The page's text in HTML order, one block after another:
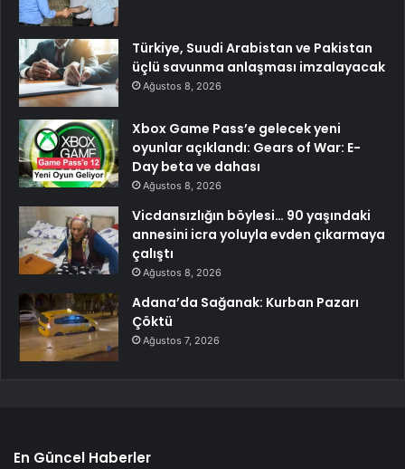
Türkiye, Suudi Arabistan ve Pakistan
üçlü savunma anlaşması imzalayacak
Ağustos 8, 2026
Xbox Game Pass’e gelecek yeni
oyunlar açıklandı: Gears of War: E-
Day beta ve dahası
Ağustos 8, 2026
Vicdansızlığın böylesi… 90 yaşındaki
annesini icra yoluyla evden çıkarmaya
çalıştı
Ağustos 8, 2026
Adana’da Sağanak: Kurban Pazarı
Çöktü
Ağustos 7, 2026
En Güncel Haberler